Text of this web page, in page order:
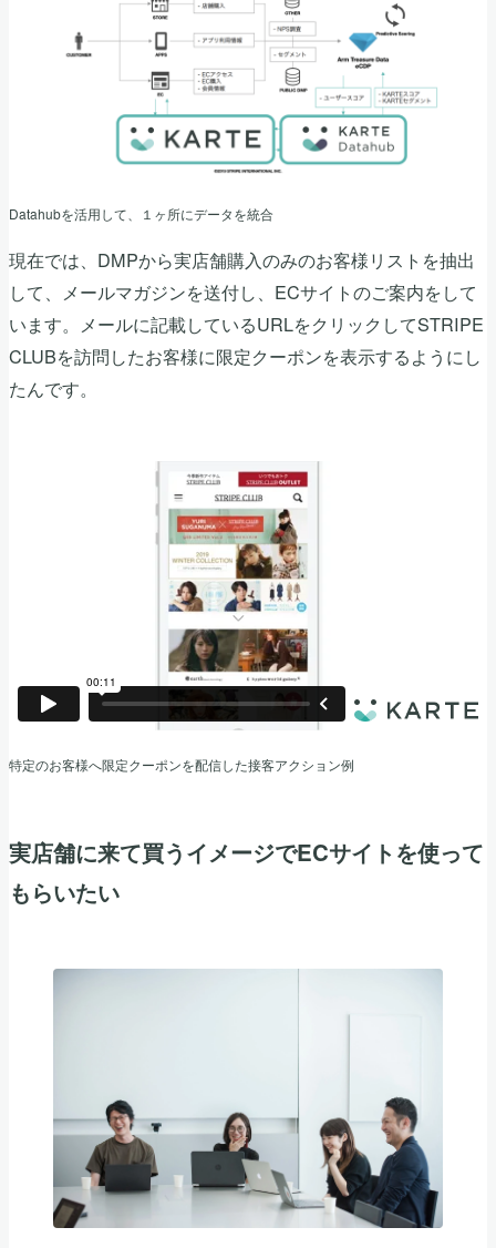
Datahubを活用して、１ヶ所にデータを統合
現在では、DMPから実店舗購入のみのお客様リストを抽出
して、メールマガジンを送付し、ECサイトのご案内をして
います。メールに記載しているURLをクリックしてSTRIPE
CLUBを訪問したお客様に限定クーポンを表示するようにし
たんです。
特定のお客様へ限定クーポンを配信した接客アクション例
実店舗に来て買うイメージでECサイトを使って
もらいたい